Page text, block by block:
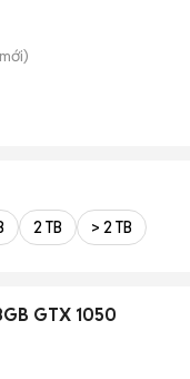
mới)
2 TB > 2 TB
GTX 1050